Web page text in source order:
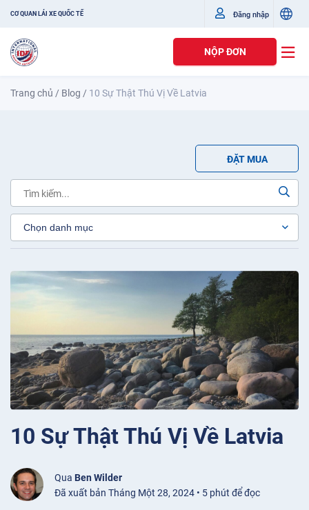
CƠ QUAN LÁI XE QUỐC TẾ Đăng nhập
NỘP ĐƠN
Trang chủ / Blog / 10 Sự Thật Thú Vị Về Latvia
ĐẶT MUA
10 Sự Thật Thú Vị Về Latvia
Qua Ben Wilder
Đã xuất bản Tháng Một 28, 2024 • 5 phút để đọc